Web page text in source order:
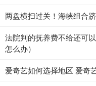
两盘横扫过关！海峡组合
法院判的抚养费不给还可
怎么办）
爱奇艺如何选择地区 爱奇